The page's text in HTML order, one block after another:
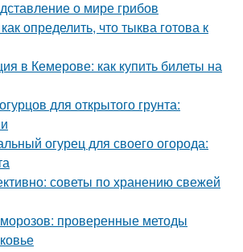
о мире грибов
определить, что тыква готова к
в Кемерове: как купить билеты на
для открытого грунта:
огурец для своего огорода:
советы по хранению свежей
проверенные методы